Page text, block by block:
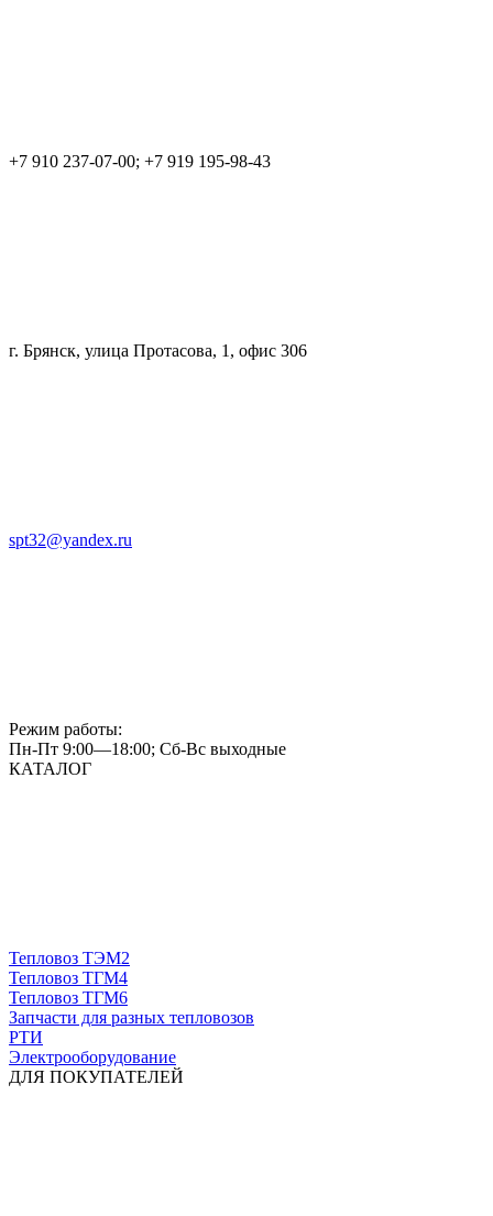
+7 910 237-07-00; +7 919 195-98-43
г. Брянск, улица Протасова, 1, офис 306
spt32@yandex.ru
Режим работы:
Пн-Пт 9:00—18:00; Сб-Вс выходные
КАТАЛОГ
Тепловоз ТЭМ2
Тепловоз ТГМ4
Тепловоз ТГМ6
Запчасти для разных тепловозов
РТИ
Электрооборудование
ДЛЯ ПОКУПАТЕЛЕЙ